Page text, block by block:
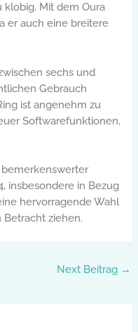
klobig. Mit dem Oura
er auch eine breitere
sechs und
Gebrauch
ist angenehm zu
Softwarefunktionen,
bemerkenswerter
insbesondere in Bezug
hervorragende Wahl
Betracht ziehen.
Next Beitrag →